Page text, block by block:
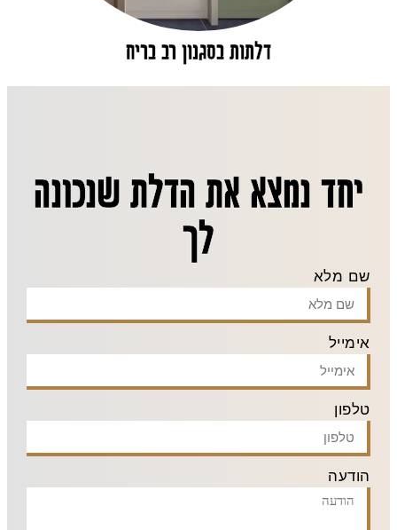
דלתות בסגנון רב בריח
יחד נמצא את הדלת שנכונה
לך
שם מלא
אימייל
טלפון
הודעה